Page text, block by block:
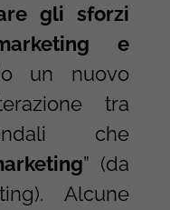
gli sforzi
e
un nuovo
tra
che
” (da
Alcune